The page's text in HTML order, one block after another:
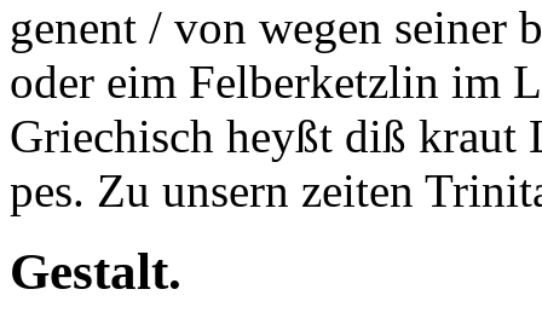
genent / von wegen seiner
oder eim Felberketzlin im
Griechisch heyßt diß kraut
pes. Zu unsern zeiten
Gestalt.